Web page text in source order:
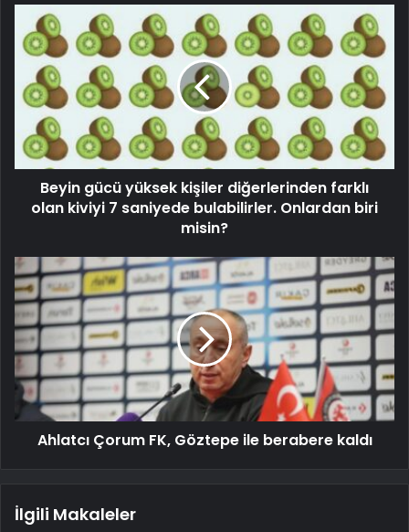
Beyin gücü yüksek kişiler diğerlerinden farklı
olan kiviyi 7 saniyede bulabilirler. Onlardan biri
misin?
Ahlatcı Çorum FK, Göztepe ile berabere kaldı
İlgili Makaleler